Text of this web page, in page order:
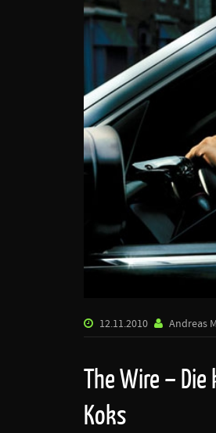
12.11.2010 Andreas
The Wire –
Koks